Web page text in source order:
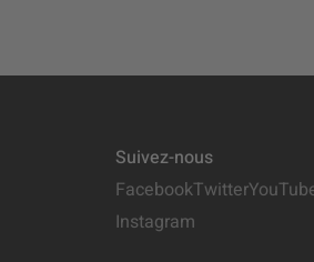
Suivez-nous
FacebookTwitter
Instagram